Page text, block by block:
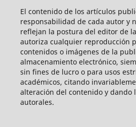
El contenido de los artículos
responsabilidad de cada autor y
reflejan la postura del editor de
autoriza cualquier reproducción
contenidos o imágenes de la
almacenamiento electrónico,
sin fines de lucro o para usos
académicos, citando
alteración del contenido y dando
autorales.